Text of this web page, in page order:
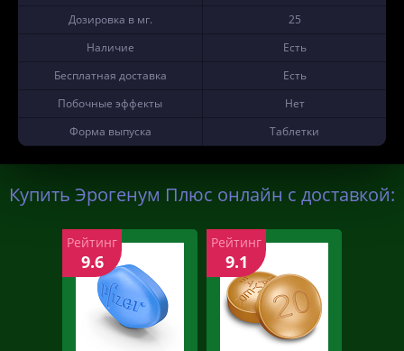
Дозировка в мг.
25
Наличие
Есть
Бесплатная доставка
Есть
Побочные эффекты
Нет
Форма выпуска
Таблетки
Купить Эрогенум Плюс онлайн с доставкой:
Рейтинг
9.6
Рейтинг
9.1